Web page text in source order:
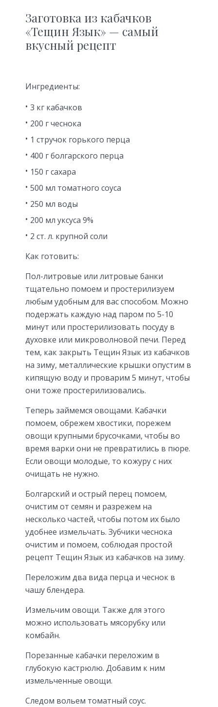
Заготовка из кабачков
«Тещин Язык» — самый
вкусный рецепт
Ингредиенты:
3 кг кабачков
200 г чеснока
1 стручок горького перца
400 г болгарского перца
150 г сахара
500 мл томатного соуса
250 мл воды
200 мл уксуса 9%
2 ст. л. крупной соли
Как готовить:
Пол-литровые или литровые банки
тщательно помоем и простерилизуем
любым удобным для вас способом. Можно
подержать каждую над паром по 5-10
минут или простерилизовать посуду в
духовке или микроволновой печи. Перед
тем, как закрыть Тещин Язык из кабачков
на зиму, металлические крышки опустим в
кипящую воду и проварим 5 минут, чтобы
они тоже простерилизовались.
Теперь займемся овощами. Кабачки
помоем, обрежем хвостики, порежем
овощи крупными брусочками, чтобы во
время варки они не превратились в пюре.
Если овощи молодые, то кожуру с них
очищать не нужно.
Болгарский и острый перец помоем,
очистим от семян и разрежем на
несколько частей, чтобы потом их было
удобнее измельчать. Зубчики чеснока
очистим и помоем, соблюдая простой
рецепт Тещин Язык из кабачков на зиму.
Переложим два вида перца и чеснок в
чашу блендера.
Измельчим овощи. Также для этого
можно использовать мясорубку или
комбайн.
Порезанные кабачки переложим в
глубокую кастрюлю. Добавим к ним
измельченные овощи.
Следом вольем томатный соус.